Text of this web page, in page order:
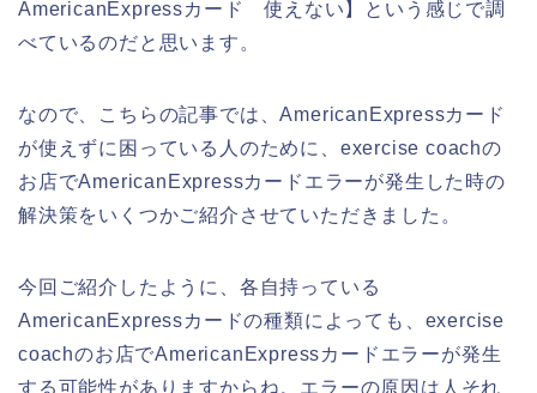
AmericanExpressカード 使えない】という感じで調
べているのだと思います。
なので、こちらの記事では、AmericanExpressカード
が使えずに困っている人のために、exercise coachの
お店でAmericanExpressカードエラーが発生した時の
解決策をいくつかご紹介させていただきました。
今回ご紹介したように、各自持っている
AmericanExpressカードの種類によっても、exercise
coachのお店でAmericanExpressカードエラーが発生
する可能性がありますからね。エラーの原因は人それ